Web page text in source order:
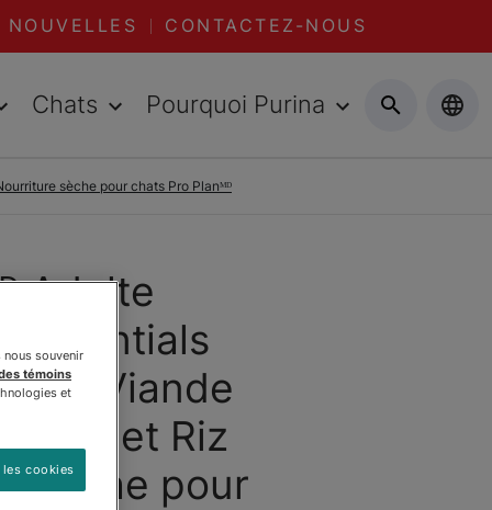
NOUVELLES CONTACTEZ-NOUS
Chats Pourquoi Purina
sèche pour chats Pro Planᴹᴰ
Adulte
Essentials
à la Viande
et Riz
Sèche pour
souvenir
témoins
et
cookies